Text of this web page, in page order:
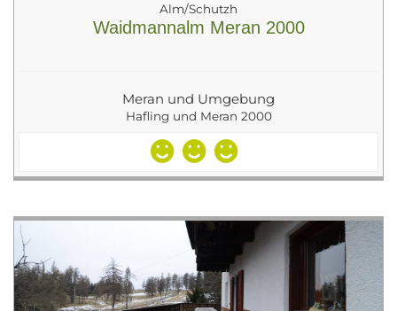
Alm/Schutzh
Waidmannalm Meran 2000
Meran und Umgebung
Hafling und Meran 2000